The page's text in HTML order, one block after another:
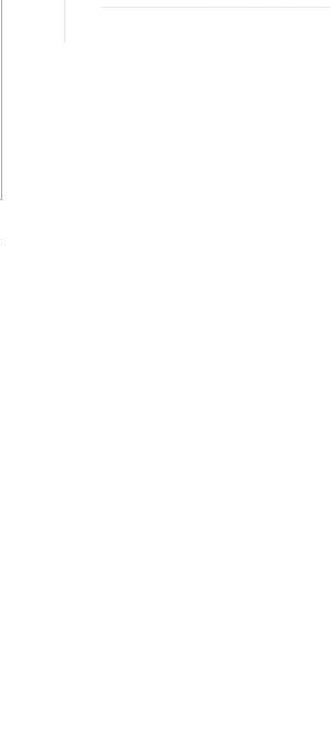
し不正対策を強化